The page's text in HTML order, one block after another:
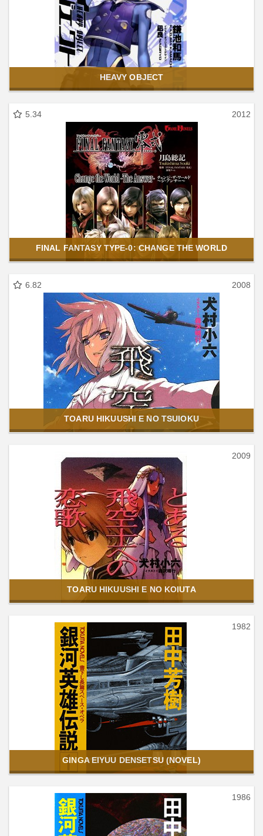
HEAVY OBJECT
5.34 2012
FINAL FANTASY TYPE-0: CHANGE THE WORLD
6.82 2008
TOARU HIKUUSHI E NO TSUIOKU
2009
TOARU HIKUUSHI E NO KOIUTA
1982
GINGA EIYUU DENSETSU (NOVEL)
1986